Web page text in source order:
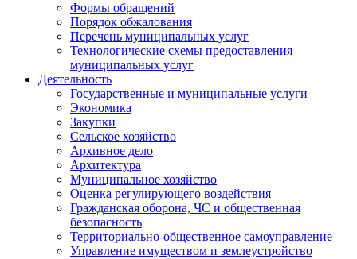
Формы обращений
Порядок обжалования
Перечень муниципальных услуг
Технологические схемы предоставления
муниципальных услуг
Деятельность
Государственные и муниципальные услуги
Экономика
Закупки
Сельское хозяйство
Архивное дело
Архитектура
Муниципальное хозяйство
Оценка регулирующего воздействия
Гражданская оборона, ЧС и общественная
безопасность
Территориально-общественное самоуправление
Управление имуществом и землеустройство